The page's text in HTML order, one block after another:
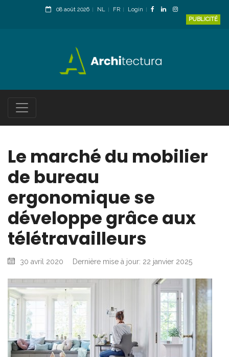
08 août 2026 NL FR
Login
PUBLICITÉ
Le marché du mobilier
de bureau
ergonomique se
développe grâce aux
télétravailleurs
30 avril 2020 Dernière mise à jour: 22 janvier 2025